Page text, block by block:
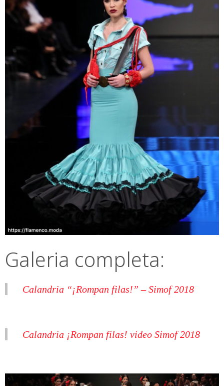
Galeria completa:
Calandria “¡Rompan filas!” – Simof 2018
Calandria ¡Rompan filas! video Simof 2018